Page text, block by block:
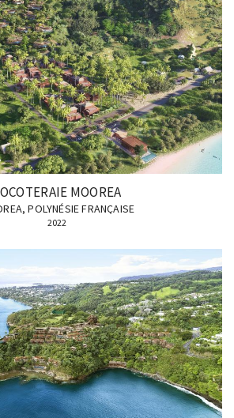
MOOREA
POLYNÉSIE FRANÇAISE
2022